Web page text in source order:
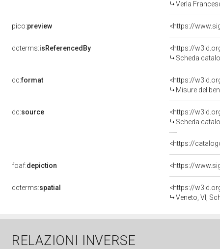
Verla
pico:preview
dcterms:isReferencedBy
<https://
Scheda
dc:format
<https://
Misure del
dc:source
<https://
Scheda
<https://
foaf:depiction
dcterms:spatial
<https://
Veneto, VI,
RELAZIONI INVERSE